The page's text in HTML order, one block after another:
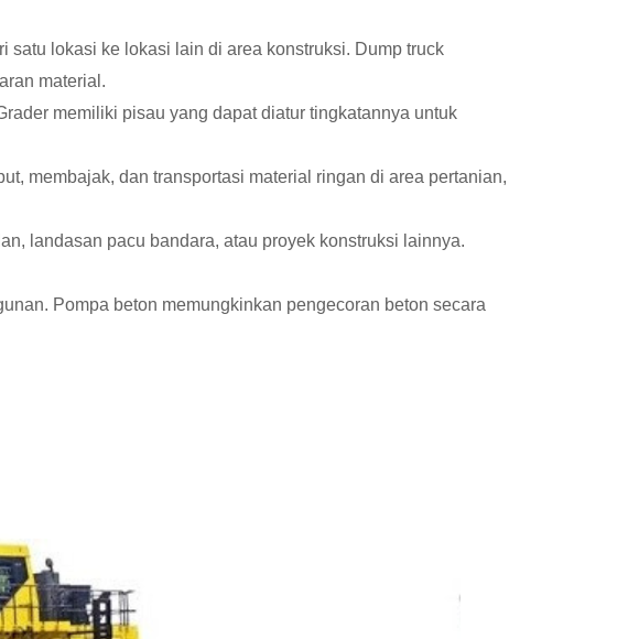
satu lokasi ke lokasi lain di area konstruksi. Dump truck
material.
memiliki pisau yang dapat diatur tingkatannya untuk
membajak, dan transportasi material ringan di area pertanian,
landasan pacu bandara, atau proyek konstruksi lainnya.
Pompa beton memungkinkan pengecoran beton secara